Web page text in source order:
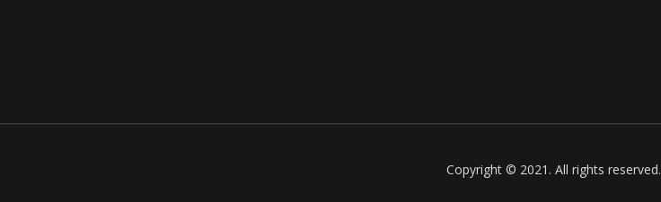
Copyright © 2021. All rights reserved.